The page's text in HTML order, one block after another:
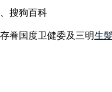
搜狗百科
眷国度卫健委及三明生